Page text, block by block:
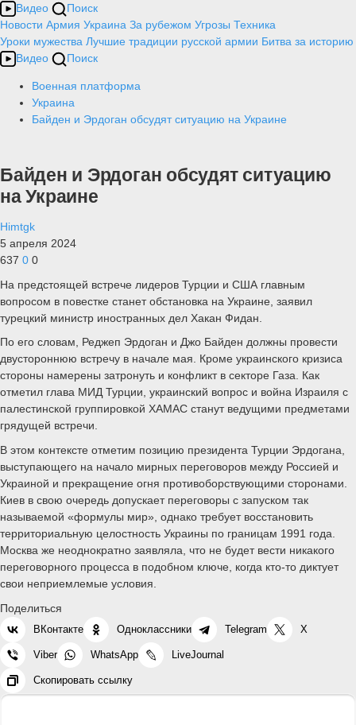
Видео
Поиск
Новости Армия Украина За рубежом Угрозы Техника
Уроки мужества Лучшие традиции русской армии Битва за историю
Видео
Поиск
Военная платформа
Украина
Байден и Эрдоган обсудят ситуацию на Украине
Байден и Эрдоган обсудят ситуацию
на Украине
Himtgk
5 апреля 2024
637 0 0
На предстоящей встрече лидеров Турции и США главным
вопросом в повестке станет обстановка на Украине, заявил
турецкий министр иностранных дел Хакан Фидан.
По его словам, Реджеп Эрдоган и Джо Байден должны провести
двустороннюю встречу в начале мая. Кроме украинского кризиса
стороны намерены затронуть и конфликт в секторе Газа. Как
отметил глава МИД Турции, украинский вопрос и война Израиля с
палестинской группировкой ХАМАС станут ведущими предметами
грядущей встречи.
В этом контексте отметим позицию президента Турции Эрдогана,
выступающего на начало мирных переговоров между Россией и
Украиной и прекращение огня противоборствующими сторонами.
Киев в свою очередь допускает переговоры с запуском так
называемой «формулы мир», однако требует восстановить
территориальную целостность Украины по границам 1991 года.
Москва же неоднократно заявляла, что не будет вести никакого
переговорного процесса в подобном ключе, когда кто-то диктует
свои неприемлемые условия.
Поделиться
ВКонтакте Одноклассники Telegram X
Viber WhatsApp LiveJournal
Скопировать ссылку